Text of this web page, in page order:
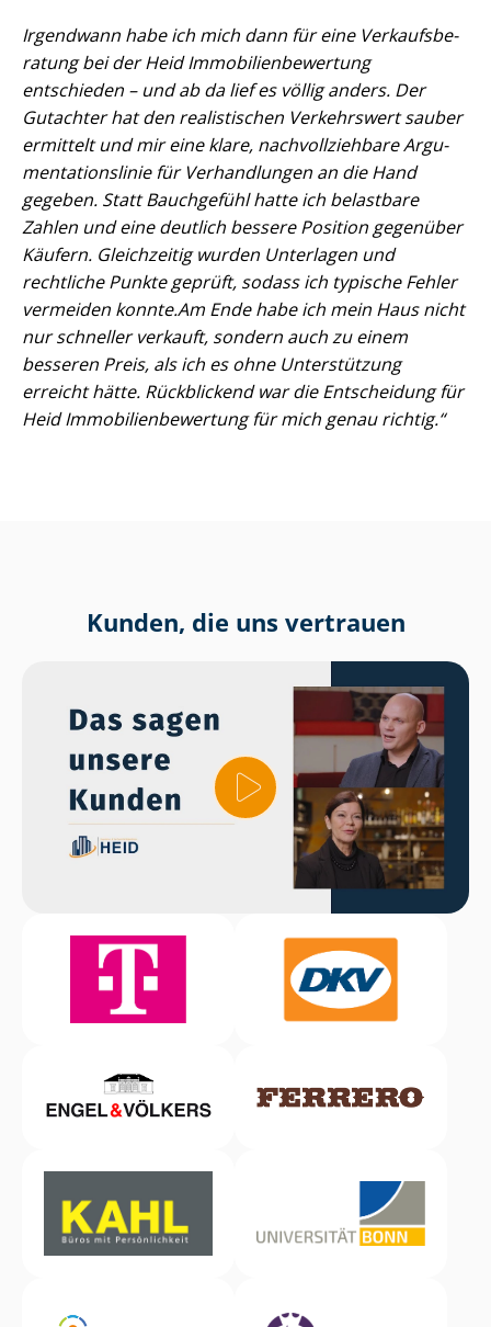
Irgendwann habe ich mich dann für eine Ver­kaufs­be­
ra­tung bei der Heid Im­mo­bi­li­en­be­wer­tung
entschieden – und ab da lief es völlig anders. Der
Gutachter hat den realistischen Verkehrswert sauber
ermittelt und mir eine klare, nach­voll­zieh­ba­re Ar­gu­
men­ta­ti­ons­li­nie für Verhandlungen an die Hand
gegeben. Statt Bauchgefühl hatte ich belastbare
Zahlen und eine deutlich bessere Position gegenüber
Käufern. Gleichzeitig wurden Unterlagen und
rechtliche Punkte geprüft, sodass ich typische Fehler
vermeiden konnte.Am Ende habe ich mein Haus nicht
nur schneller verkauft, sondern auch zu einem
besseren Preis, als ich es ohne Unterstützung
erreicht hätte. Rückblickend war die Entscheidung für
Heid Im­mo­bi­li­en­be­wer­tung für mich genau richtig.“
Kunden, die uns vertrauen